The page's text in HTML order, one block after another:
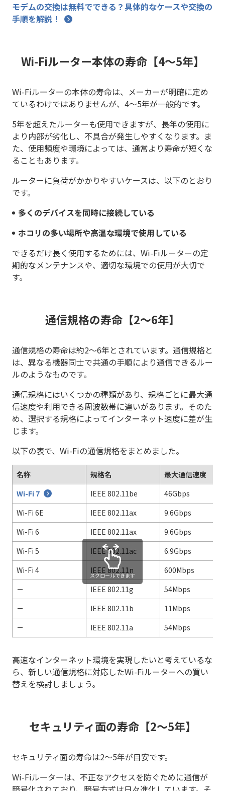
モデムの交換は無料でできる？具体的なケースや交換の
手順を解説！
Wi-Fiルーター本体の寿命【4～5年】
Wi-Fiルーターの本体の寿命は、メーカーが明確に定め
ているわけではありませんが、4～5年が一般的です。
5年を超えたルーターも使用できますが、長年の使用に
より内部が劣化し、不具合が発生しやすくなります。ま
た、使用頻度や環境によっては、通常より寿命が短くな
ることもあります。
ルーターに負荷がかかりやすいケースは、以下のとおり
です。
多くのデバイスを同時に接続している
ホコリの多い場所や高温な環境で使用している
できるだけ長く使用するためには、Wi-Fiルーターの定
期的なメンテナンスや、適切な環境での使用が大切で
す。
通信規格の寿命【2～6年】
通信規格の寿命は約2～6年とされています。通信規格と
は、異なる機器同士で共通の手順により通信できるルー
ルのようなものです。
通信規格にはいくつかの種類があり、規格ごとに最大通
信速度や利用できる周波数帯に違いがあります。そのた
め、選択する規格によってインターネット速度に差が生
じます。
以下の表で、Wi-Fiの通信規格をまとめました。
名称 規格名
最大通信速度
Wi-Fi 7
IEEE 802.11be
46Gbps
Wi-Fi 6E
IEEE 802.11ax
9.6Gbps
Wi-Fi 6
IEEE 802.11ax
9.6Gbps
Wi-Fi 5
IEEE 802.11ac
6.9Gbps
Wi-Fi 4
IEEE 802.11n
600Mbps
－
IEEE 802.11g
54Mbps
－
IEEE 802.11b
11Mbps
－
IEEE 802.11a 54Mbps
スクロールできます
高速なインターネット環境を実現したいと考えているな
ら、新しい通信規格に対応したWi-Fiルーターへの買い
替えを検討しましょう。
セキュリティ面の寿命【2～5年】
セキュリティ面の寿命は2～5年が目安です。
Wi-Fiルーターは、不正なアクセスを防ぐために通信が